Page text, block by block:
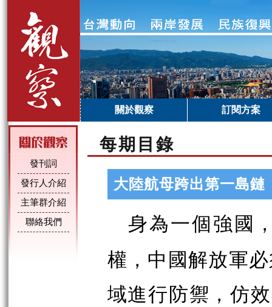
關於觀察 訂閱方案
發刊詞
發行人介紹
主筆群介紹
聯絡我們
每期目錄
大陸航母跨出第一島鏈
身為一個強國
權，中國解放軍
域進行防禦，仿